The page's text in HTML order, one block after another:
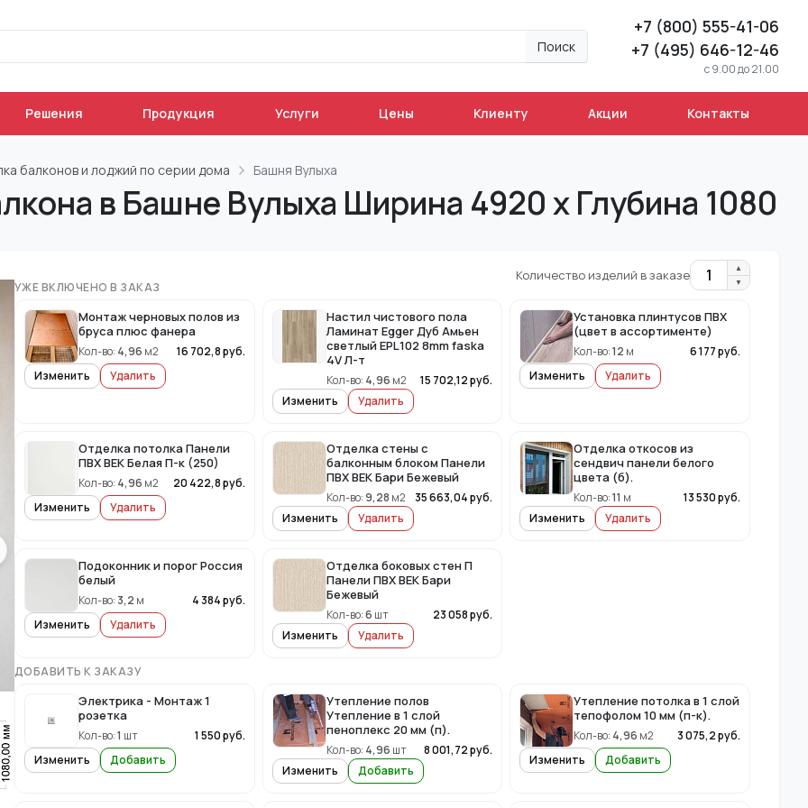
Поиск
+7 (800) 555-41-06
+7 (495) 646-12-46
c 9.00 до 21.00
Решения Продукция Услуги Цены Клиенту Акции Контакты
балконов и лоджий по серии дома Башня Вулыха
в Башне Вулыха Ширина 4920 х Глубина 1080
Количество изделий в заказе 1
▲
▼
УЖЕ ВКЛЮЧЕНО В ЗАКАЗ
Монтаж черновых полов из
бруса плюс фанера
Кол-во: 4,96 м2 16 702,8руб.
Изменить
Удалить
Настил чистового пола
Ламинат Egger Дуб Амьен
светлый EPL102 8mm faska
4V Л-т
Кол-во: 4,96 м2 15 702,12руб.
Изменить
Удалить
Установка плинтусов ПВХ
(цвет в ассортименте)
Кол-во:12 м 6 177руб.
Изменить
Удалить
Отделка потолка Панели
ПВХ ВЕК Белая П-к (250)
Кол-во: 4,96 м2 20 422,8руб.
Изменить
Удалить
Отделка стены с
балконным блоком Панели
ПВХ ВЕК Бари Бежевый
Кол-во:9,28 м2 35 663,04руб.
Изменить
Удалить
Отделка откосов из
сендвич панели белого
цвета (б).
Кол-во:11 м 13 530руб.
Изменить
Удалить
Подоконник и порог Россия
белый
Кол-во: 3,2 м 4 384руб.
Изменить
Удалить
Отделка боковых стен П
Панели ПВХ ВЕК Бари
Бежевый
Кол-во:6 шт 23 058руб.
Изменить
Удалить
ДОБАВИТЬ К ЗАКАЗУ
Электрика - Монтаж 1
розетка
Кол-во:1 шт 1 550руб.
Изменить
Добавить
Утепление полов
Утепление в 1 слой
пеноплекс 20 мм (п).
Кол-во: 4,96 шт 8 001,72руб.
Изменить
Добавить
Утепление потолка в 1 слой
тепофолом 10 мм (п-к).
Кол-во: 4,96 м2 3 075,2руб.
Изменить
Добавить